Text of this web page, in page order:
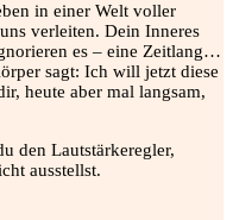
in einer Welt voller
verleiten. Dein Inneres
es – eine Zeitlang…
sagt: Ich will jetzt diese
heute aber mal langsam,
den Lautstärkeregler,
ausstellst.